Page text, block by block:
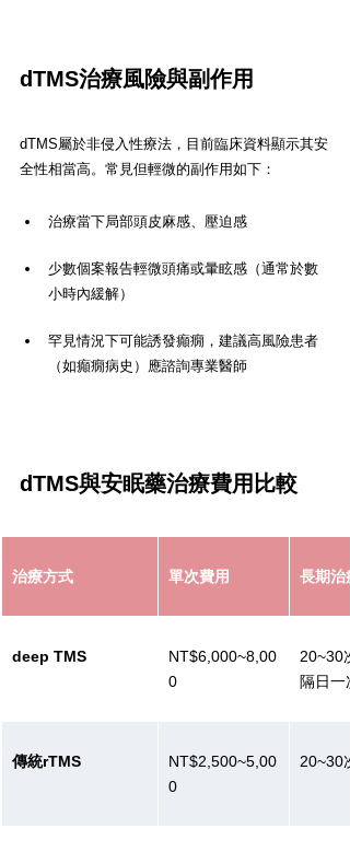
dTMS治療風險與副作用
dTMS屬於非侵入性療法，目前臨床資料顯示其安
全性相當高。常見但輕微的副作用如下：
治療當下局部頭皮麻感、壓迫感
少數個案報告輕微頭痛或暈眩感（通常於數
小時內緩解）
罕見情況下可能誘發癲癇，建議高風險患者
（如癲癇病史）應諮詢專業醫師
dTMS與安眠藥治療費用比較
治療方式 單次費用 長期治
deep TMS
NT$6,000~8,00
0
20~30
隔日一
傳統rTMS
NT$2,500~5,00
0
20~30次